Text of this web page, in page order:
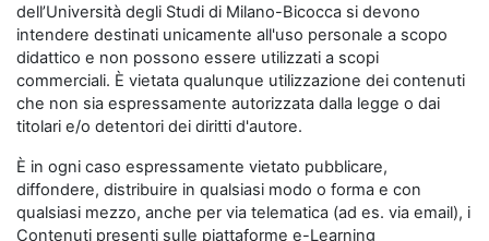
dell’Università degli Studi di Milano-Bicocca si devono
intendere destinati unicamente all'uso personale a scopo
didattico e non possono essere utilizzati a scopi
commerciali. È vietata qualunque utilizzazione dei contenuti
che non sia espressamente autorizzata dalla legge o dai
titolari e/o detentori dei diritti d'autore.
È in ogni caso espressamente vietato pubblicare,
diffondere, distribuire in qualsiasi modo o forma e con
qualsiasi mezzo, anche per via telematica (ad es. via email), i
Contenuti presenti sulle piattaforme e-Learning